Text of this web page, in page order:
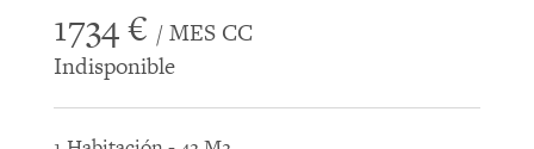
1734 € / MES CC
Indisponible